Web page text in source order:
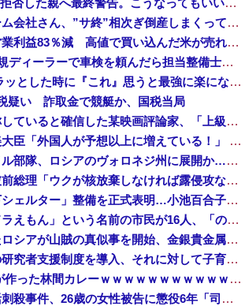
【悲報】スマホゲーム会社さん、”サ終”相次ぎ倒産しまくってる模様
コメ卸大手さん、営業利益83％減 高値で買い込んだ米が売れず「損切り祭り」開幕へ
【悲報】ﾈｯﾄ民「正規ディーラーで車検を頼んだら担当整備士が「グエン」さんだったから次回から別の整備工場にする！」 ｗｗｗｗｗｗｗｗｗｗｗｗｗｗ...
【有能】 他者にイラッとした時に『これ』思うと最強に楽になることが発覚！！！
疑い 詐取金で競艇か、国税当局
高市首相が経歴詐称していると確信した某映画評論家、「上級公務員試験に合格とは書いてないんですが…」とツッコミを受けまくり……
【悲報】小野田紀美大臣「外国人が予想以上に増えている！」 ← 自民党が自ら受け入れ推進しておいて他人事発言と突っ込み殺到 ｗｗｗｗｗｗｗｗｗｗｗ...
北朝鮮の弾道ミサイル部隊、ロシアのヴォロネジ州に展開か…北朝鮮は本質的にウクライナと戦争状態に！
【対談で激突】石破前総理「ウクが核放棄しなければ露侵攻なかった」 湯崎前県知事「核抑止はフィクション」
東京駅近くに「地下シェルター」整備を正式表明…小池百合子知事「多くの方が滞在、施設整備の効果高い」
インドネシアに「ドラえもん」という名前の市民が16人、「のび太」は181人
国家予算が枯渇したロシアが山賊の真似事を開始、金銀貴金属じゃなくて自動車とかってところがリアリティありすぎる……
文科省が女性専用の研究者支援制度を導入、それに対して子育て負担に苦しむ若手男性研究者は……
【画像】安心系JCが作った林間カレーｗｗｗｗｗｗｗｗｗｗｗｗｗｗｗｗｗｗｗｗｗｗｗｗ
【悲報】池袋パパ活刺殺事件、26歳の女性被告に懲役6年「司法の女割」批判が紛糾 → ﾈｯﾄ「ジャンポケ斎藤の罪より軽くて草」ｗｗｗｗｗｗｗｗｗｗ...